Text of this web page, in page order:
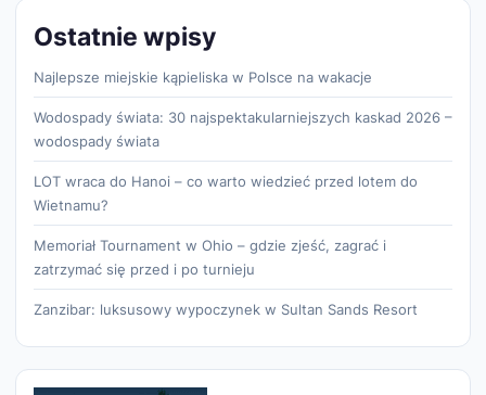
Ostatnie wpisy
Najlepsze miejskie kąpieliska w Polsce na wakacje
Wodospady świata: 30 najspektakularniejszych kaskad 2026 –
wodospady świata
LOT wraca do Hanoi – co warto wiedzieć przed lotem do
Wietnamu?
Memoriał Tournament w Ohio – gdzie zjeść, zagrać i
zatrzymać się przed i po turnieju
Zanzibar: luksusowy wypoczynek w Sultan Sands Resort